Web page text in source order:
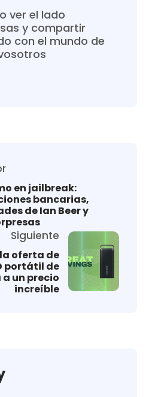
ver el lado
y compartir
con el mundo de
en jailbreak:
bancarias,
de Ian Beer y
Siguiente
oferta de
portátil de
a un precio
increíble